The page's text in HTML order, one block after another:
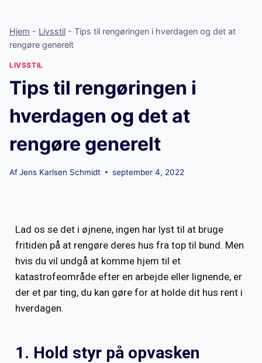
Hjem - Livsstil - Tips til rengøringen i hverdagen og det at
rengøre generelt
LIVSSTIL
Tips til rengøringen i
hverdagen og det at
rengøre generelt
AfJens Karlsen Schmidt september 4, 2022
Lad os se det i øjnene, ingen har lyst til at bruge
fritiden på at rengøre deres hus fra top til bund. Men
hvis du vil undgå at komme hjem til et
katastrofeområde efter en arbejde eller lignende, er
der et par ting, du kan gøre for at holde dit hus rent i
hverdagen.
1. Hold styr på opvasken